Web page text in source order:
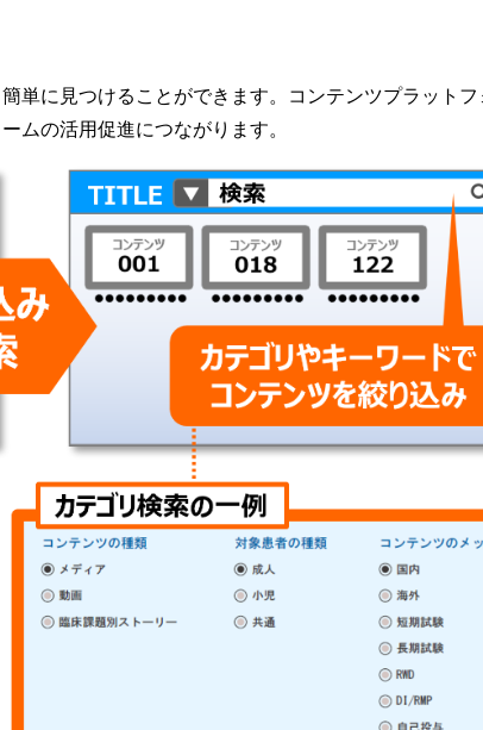
単に見つけることができます。コンテンツプラット
ムの活用促進につながります。